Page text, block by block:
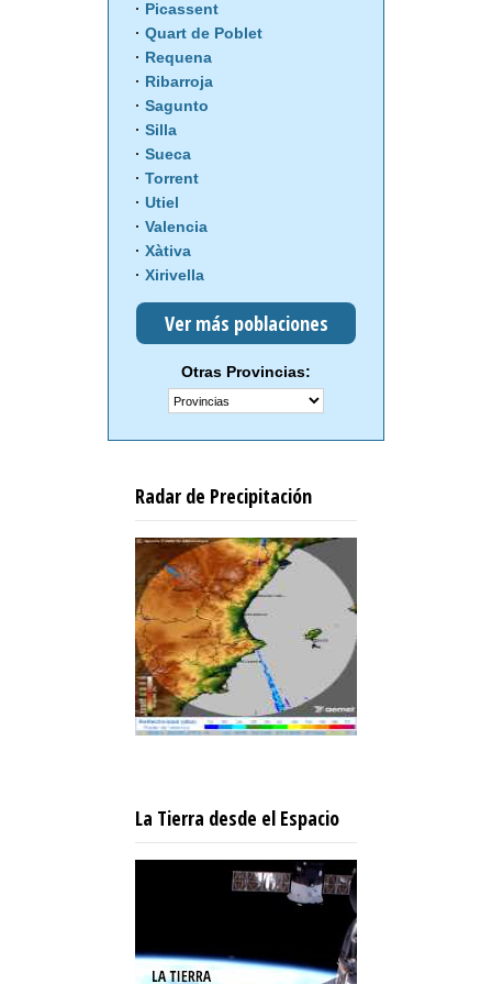
Picassent
Quart de Poblet
Requena
Ribarroja
Sagunto
Silla
Sueca
Torrent
Utiel
Valencia
Xàtiva
Xirivella
Ver más poblaciones
Otras Provincias:
Radar de Precipitación
La Tierra desde el Espacio